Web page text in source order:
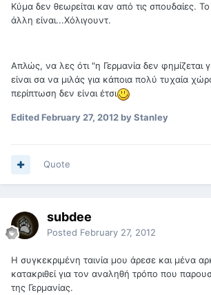
Κύμα δεν θεωρείται καν από τις σπουδαίες.
άλλη είναι...Χόλιγουντ.
Απλώς, να λες ότι "η Γερμανία δεν φημίζεται
είναι σα να μιλάς για κάποια πολύ τυχαία
περίπτωση δεν είναι έτσι
EditedFebruary 27, 2012by Stanley
Quote
subdee
Posted February 27, 2012
Η συγκεκριμένη ταινία μου άρεσε και μένα
κατακριθεί για τον αναληθή τρόπο που
της Γερμανίας.